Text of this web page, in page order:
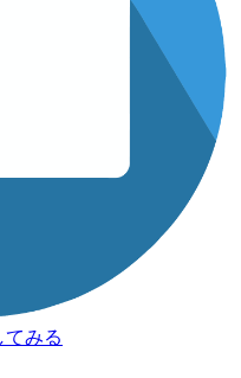
てみる